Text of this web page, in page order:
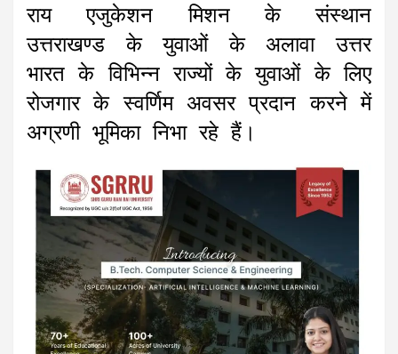
राय एजुकेशन मिशन के संस्थान
उत्तराखण्ड के युवाओं के अलावा उत्तर
भारत के विभिन्न राज्यों के युवाओं के लिए
रोजगार के स्वर्णिम अवसर प्रदान करने में
अग्रणी भूमिका निभा रहे हैं।